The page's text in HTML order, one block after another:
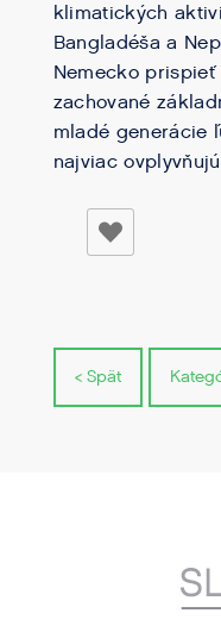
klimatických
Bangladéša a
Nemecko
zachované
mladé generácie
najviac
< Spät